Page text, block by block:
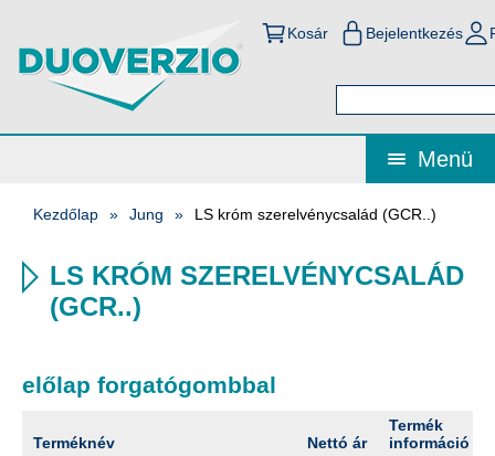
Kosár Bejelentkezés
Menü
Kezdőlap Jung LS króm szerelvénycsalád (GCR..)
LS KRÓM SZERELVÉNYCSALÁD
(GCR..)
előlap forgatógombbal
Terméknév Nettó ár
Termék
információ